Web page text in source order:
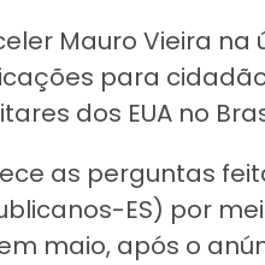
Mauro Vieira na
para
dos EUA no
as perguntas
ES) por
maio, após o